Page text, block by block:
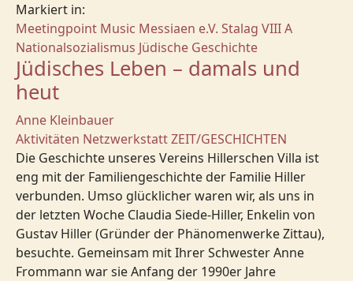
Markiert in:
Meetingpoint Music Messiaen e.V. Stalag VIII A
Nationalsozialismus Jüdische Geschichte
Jüdisches Leben – damals und
heut
Anne Kleinbauer
Aktivitäten NetzwerkstattZEIT/GESCHICHTEN
Die Geschichte unseres Vereins Hillerschen Villa ist
eng mit der Familiengeschichte der Familie Hiller
verbunden. Umso glücklicher waren wir, als uns in
der letzten Woche Claudia Siede-Hiller, Enkelin von
Gustav Hiller (Gründer der Phänomenwerke Zittau),
besuchte. Gemeinsam mit Ihrer Schwester Anne
Frommann war sie Anfang der 1990er Jahre